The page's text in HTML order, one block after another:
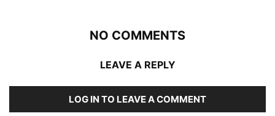
NO COMMENTS
LEAVE A REPLY
LOG IN TO LEAVE A COMMENT